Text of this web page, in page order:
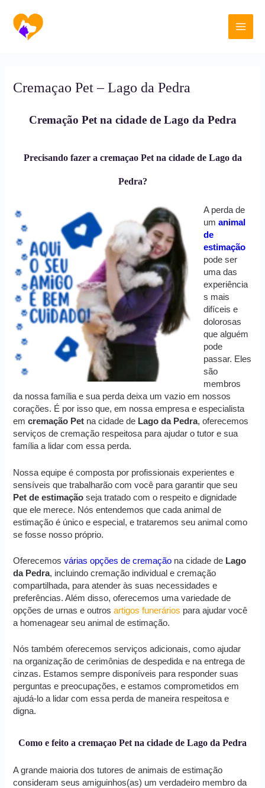
para
conteúdo
Main
Cremaçao Pet – Lago da Pedra
Cremação Pet na cidade de Lago da Pedra
Precisando fazer a cremaçao Pet na cidade de Lago da
Pedra?
A perda de
umanimal
de
estimação
pode ser
uma das
experiência
s mais
difíceis e
dolorosas
que alguém
pode
passar. Eles
são
membros
da nossa família e sua perda deixa um vazio em nossos
corações. É por isso que, em nossa empresa e especialista
emcremação Pet na cidade de Lago da Pedra, oferecemos
serviços de cremação respeitosa para ajudar o tutor e sua
família a lidar com essa perda.
Nossa equipe é composta por profissionais experientes e
sensíveis que trabalharão com você para garantir que seu
Pet de estimação seja tratado com o respeito e dignidade
que ele merece. Nós entendemos que cada animal de
estimação é único e especial, e trataremos seu animal como
se fosse nosso próprio.
Oferecemosvárias opções de cremação na cidade de Lago
da Pedra, incluindo cremação individual e cremação
compartilhada, para atender às suas necessidades e
preferências. Além disso, oferecemos uma variedade de
opções de urnas e outrosartigos funerários para ajudar você
a homenagear seu animal de estimação.
Nós também oferecemos serviços adicionais, como ajudar
na organização de cerimônias de despedida e na entrega de
cinzas. Estamos sempre disponíveis para responder suas
perguntas e preocupações, e estamos comprometidos em
ajudá-lo a lidar com essa perda de maneira respeitosa e
digna.
Como e feito a cremaçao Pet na cidade de Lago da Pedra
A grande maioria dos tutores de animais de estimação
consideram seus amiguinhos(as) um verdadeiro membro da